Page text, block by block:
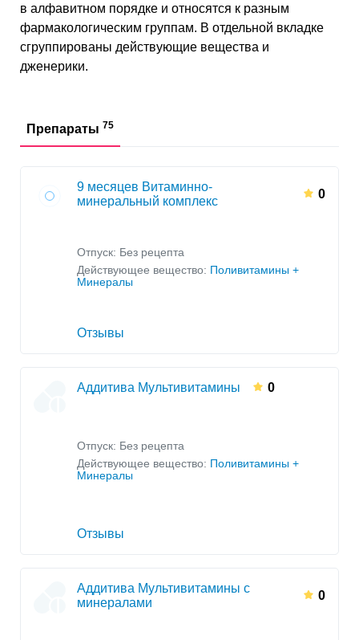
в алфавитном порядке и относятся к разным
фармакологическим группам. В отдельной вкладке
сгруппированы действующие вещества и
дженерики.
Препараты 75
9 месяцев Витаминно-
минеральный комплекс
0
Отпуск: Без рецепта
Действующее вещество: Поливитамины +
Минералы
Отзывы
Аддитива Мультивитамины 0
Отпуск: Без рецепта
Действующее вещество: Поливитамины +
Минералы
Отзывы
Аддитива Мультивитамины с
минералами
0